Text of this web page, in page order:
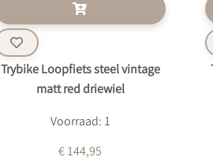
Trybike Loopfiets steel vintage
matt red driewiel
Voorraad: 1
€ 144,95